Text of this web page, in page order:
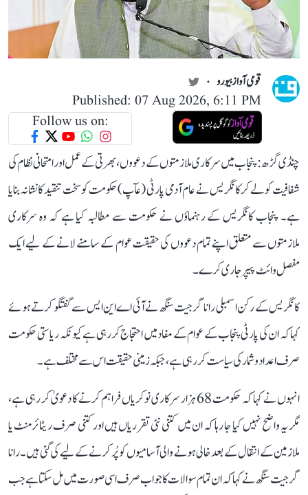
قومی آواز بیورو
Published: 07 Aug 2026, 6:11 PM
Follow us on:
چنڈی گڑھ: پنجاب میں سرکاری ملازمتوں کے دعووں، بھرتی کے عمل اور امتحانی نظام کی
شفافیت کو لے کر کانگریس نے عام آدمی پارٹی (عآپ) حکومت کو سخت تنقید کا نشانہ بنایا
ہے۔ پنجاب کانگریس کے رہنماؤں نے حکومت سے مطالبہ کیا ہے کہ وہ سرکاری
ملازمتوں سے متعلق اپنے تمام دعووں کی حقیقت عوام کے سامنے لانے کے لیے ایک
مفصل وائٹ پیپر جاری کرے۔
کانگریس کے رکن اسمبلی رانا گرجیت سنگھ نے آئی اے این ایس سے گفتگو کرتے ہوئے
کہا کہ ان کی پارٹی پنجاب کے عوام کے مفاد میں احتجاج کر رہی ہے کیونکہ ریاستی حکومت
صرف اعداد و شمار کی سیاست کر رہی ہے، جبکہ زمینی حقیقت اس سے مختلف ہے۔
انہوں نے کہا کہ حکومت 68 ہزار سرکاری نوکریاں فراہم کرنے کا دعویٰ کر رہی ہے،
مگر یہ واضح نہیں کیا جا رہا کہ ان میں کتنی نئی تقرریاں ہیں اور کتنی صرف ریٹائرمنٹ یا
ملازمین کے انتقال کے بعد خالی ہونے والی آسامیوں کو پُر کرنے کے لیے کی گئی ہیں۔ رانا
گرجیت سنگھ نے کہا کہ ان تمام سوالات کا جواب صرف اسی صورت میں مل سکتا ہے جب